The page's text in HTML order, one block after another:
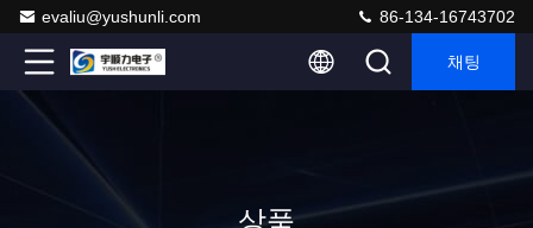
evaliu@yushunli.com 86-134-16743702
채팅
상품